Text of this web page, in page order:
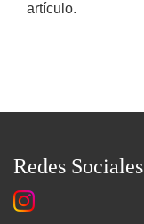
artículo.
Redes Sociales